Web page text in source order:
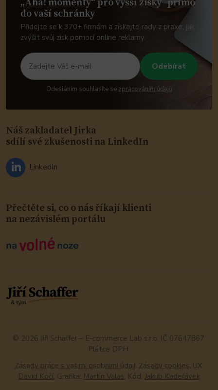
„Aha! momenty“ pro vyšší zisky přímo
do vaší schránky
Přidejte se k 370+ firmám a získejte rady z praxe, jak
zvýšit svůj zisk pomocí online reklamy.
pole
prázdné
Váš
e-
Odebírat
Odesláním souhlasíte se zpracováním údajů
Náš zakladatel Jirka
sdílí své zkušenosti na LinkedIn
LinkedIn
Přečtěte si, co o nás říkají klienti
na nezávislém portálu
© 2026 Jiří Schaffer – E-commerce Lab s.r.o. IČ 07647867.
Plátce DPH.
Zásady práce s vašimi osobními údaji, Zásady cookies, UX:
David Kočí, Grafika: Martin Valas, Kód: Jakub Kadeřávek